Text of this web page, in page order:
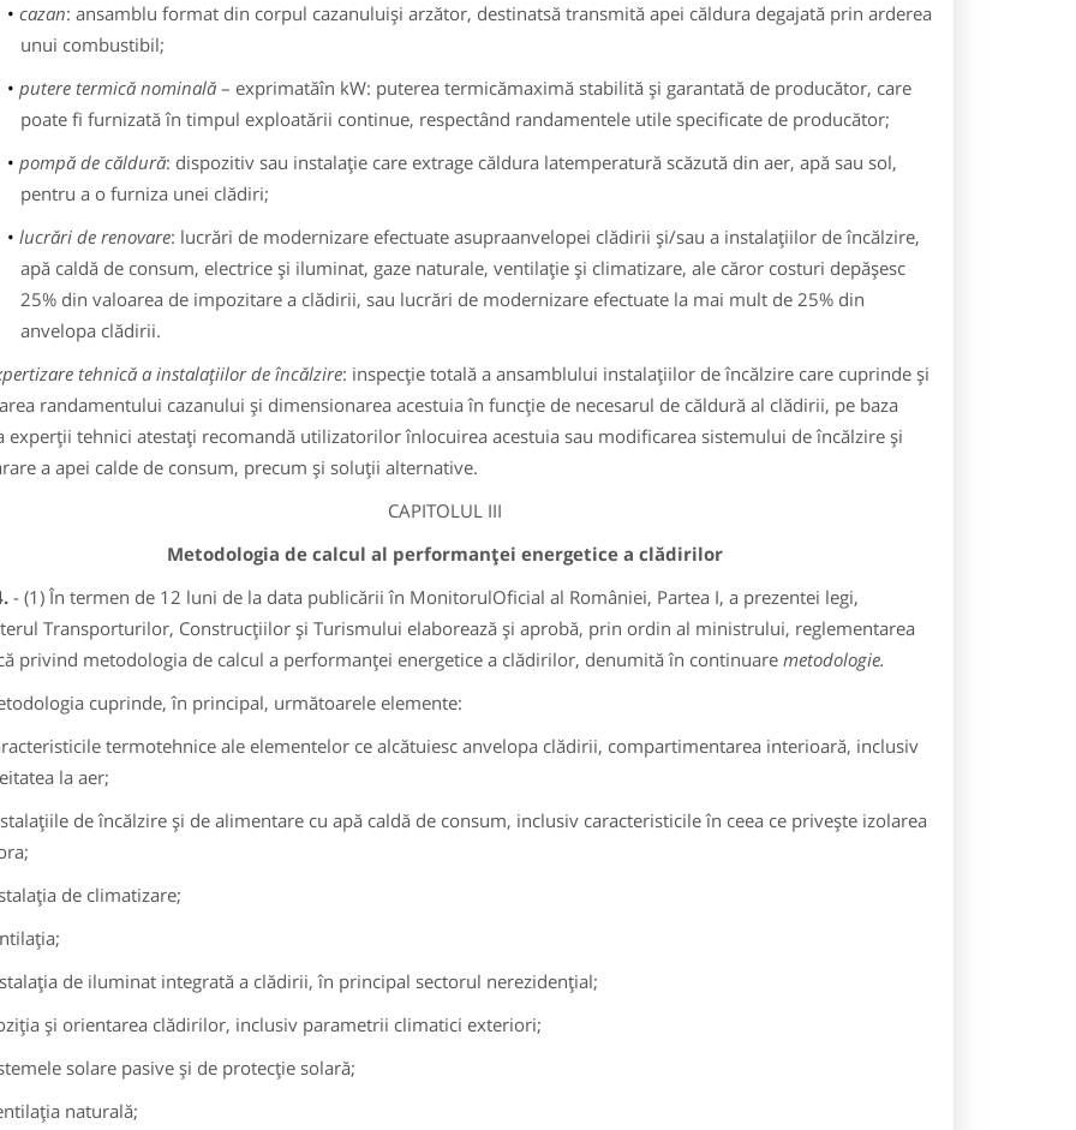
cazan: ansamblu format din corpul cazanuluişi arzător, destinatsă transmită apei căldura degajată prin arderea
unui combustibil;
putere termică nominală – exprimatăîn kW: puterea termicămaximă stabilită şi garantată de producător, care
poate fi furnizată în timpul exploatării continue, respectând randamentele utile specificate de producător;
pompă de căldură: dispozitiv sau instalaţie care extrage căldura latemperatură scăzută din aer, apă sau sol,
pentru a o furniza unei clădiri;
lucrări de renovare: lucrări de modernizare efectuate asupraanvelopei clădirii şi/sau a instalaţiilor de încălzire,
apă caldă de consum, electrice şi iluminat, gaze naturale, ventilaţie şi climatizare, ale căror costuri depăşesc
25% din valoarea de impozitare a clădirii, sau lucrări de modernizare efectuate la mai mult de 25% din
anvelopa clădirii.
tehnică a instalaţiilor de încălzire: inspecţie totală a ansamblului instalaţiilor de încălzire care cuprinde şi
randamentului cazanului şi dimensionarea acestuia în funcţie de necesarul de căldură al clădirii, pe baza
experţii tehnici atestaţi recomandă utilizatorilor înlocuirea acestuia sau modificarea sistemului de încălzire şi
a apei calde de consum, precum şi soluţii alternative.
CAPITOLUL III
Metodologia de calcul al performanţei energetice a clădirilor
- (1) În termen de 12 luni de la data publicării în MonitorulOficial al României, Partea I, a prezentei legi,
Transporturilor, Construcţiilor şi Turismului elaborează şi aprobă, prin ordin al ministrului, reglementarea
privind metodologia de calcul a performanţei energetice a clădirilor, denumită în continuare metodologie.
cuprinde, în principal, următoarele elemente:
termotehnice ale elementelor ce alcătuiesc anvelopa clădirii, compartimentarea interioară, inclusiv
la aer;
de încălzire şi de alimentare cu apă caldă de consum, inclusiv caracteristicile în ceea ce priveşte izolarea
de climatizare;
de iluminat integrată a clădirii, în principal sectorul nerezidenţial;
şi orientarea clădirilor, inclusiv parametrii climatici exteriori;
solare pasive şi de protecţie solară;
naturală;